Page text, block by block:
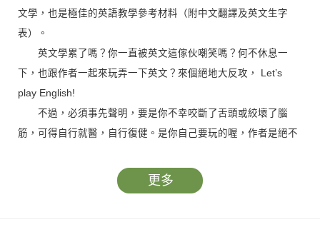
文學，也是極佳的英語教學參考材料（附中文翻譯及英文生字
表）。
英文學累了嗎？你一直被英文這傢伙嘲笑嗎？何不休息一
下，也跟作者一起來玩弄一下英文？來個絕地大反攻， Let’s
play English!
不過，必須事先聲明，要是你不幸咬斷了舌頭或絞壞了腦
筋，可得自行就醫，自行復健。是你自己要玩的喔，作者是絕不
更多